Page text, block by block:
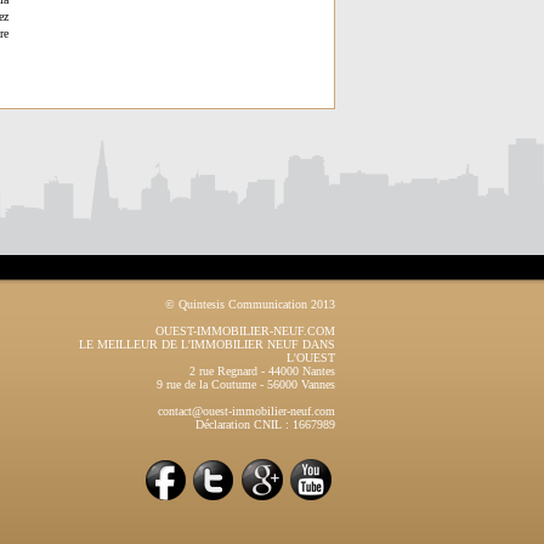
© Quintesis Communication 2013
OUEST-IMMOBILIER-NEUF.COM
LE MEILLEUR DE L'IMMOBILIER NEUF DANS
L'OUEST
2 rue Regnard - 44000 Nantes
9 rue de la Coutume - 56000 Vannes
contact@ouest-immobilier-neuf.com
Déclaration CNIL : 1667989